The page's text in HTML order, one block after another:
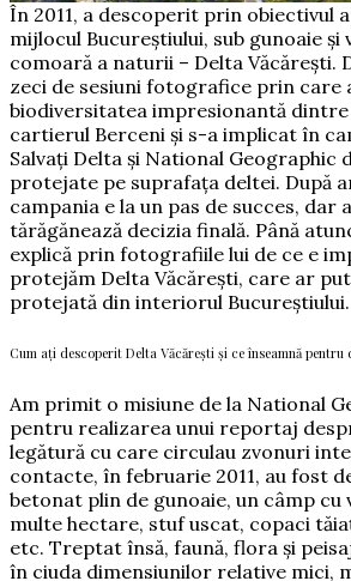
În 2011, a descoperit prin obiectivul
mijlocul Bucureștiului, sub gunoaie și
comoară a naturii – Delta Văcărești.
zeci de sesiuni fotografice prin care
biodiversitatea impresionantă
cartierul Berceni și s-a implicat în
Salvați Delta și National Geographic
protejate pe suprafața deltei. După
campania e la un pas de succes, dar
tărăgănează decizia finală. Până
explică prin fotografiile lui de ce e
protejăm Delta Văcărești, care ar
protejată din interiorul Bucureștiului.
Cum aţi descoperit Delta Văcăreşti şi ce înseamnă pentru
Am primit o misiune de la National
pentru realizarea unui reportaj
legătură cu care circulau zvonuri
contacte, în februarie 2011, au fost
betonat plin de gunoaie, un câmp cu
multe hectare, stuf uscat, copaci
etc. Treptat însă, faună, flora şi
în ciuda dimensiunilor relative mici,